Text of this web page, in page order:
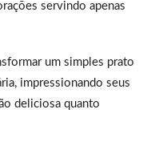
servindo apenas
um simples prato
impressionando seus
deliciosa quanto